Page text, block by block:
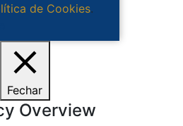
de Cookies.
Fechar
Overview